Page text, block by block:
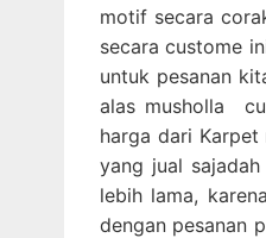
motif secara
secara custome
untuk pesanan
alas musholla
harga dari
yang jual
lebih lama,
dengan pesanan